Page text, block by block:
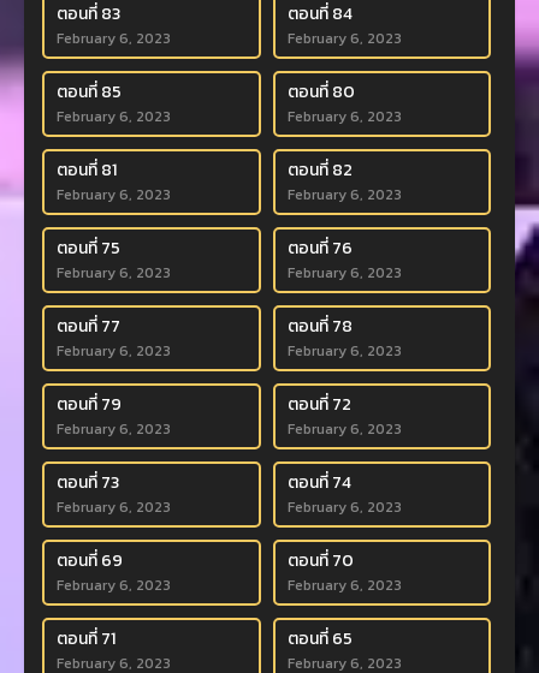
ตอนที่ 83
February 6, 2023
ตอนที่ 84
February 6, 2023
ตอนที่ 85
February 6, 2023
ตอนที่ 80
February 6, 2023
ตอนที่ 81
February 6, 2023
ตอนที่ 82
February 6, 2023
ตอนที่ 75
February 6, 2023
ตอนที่ 76
February 6, 2023
ตอนที่ 77
February 6, 2023
ตอนที่ 78
February 6, 2023
ตอนที่ 79
February 6, 2023
ตอนที่ 72
February 6, 2023
ตอนที่ 73
February 6, 2023
ตอนที่ 74
February 6, 2023
ตอนที่ 69
February 6, 2023
ตอนที่ 70
February 6, 2023
ตอนที่ 71
February 6, 2023
ตอนที่ 65
February 6, 2023